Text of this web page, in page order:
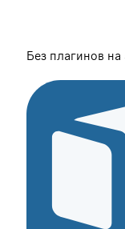
Без плагинов